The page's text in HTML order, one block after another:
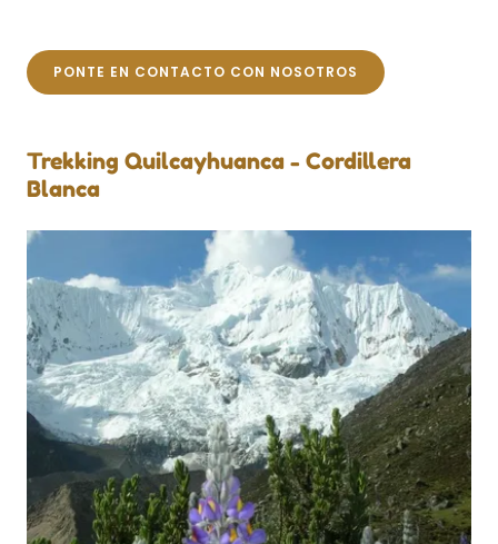
PONTE EN CONTACTO CON NOSOTROS
Trekking Quilcayhuanca - Cordillera
Blanca